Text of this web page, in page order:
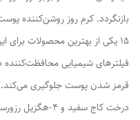
15 یکی از بهترین محصولات
فیلترهای شیمیایی محافظت‌کننده
قرمز شدن پوست جلوگیری می‌کند.
درخت کاج سفید و